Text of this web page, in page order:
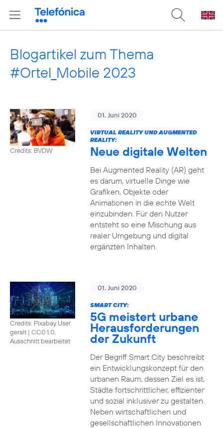
Blogartikel zum Thema
#Ortel_Mobile 2023
Credits: BVDW
01. Juni 2020
VIRTUAL REALITY UND AUGMENTED
REALITY:
Neue digitale Welten
Bei Augmented Reality (AR) geht
es darum, virtuelle Dinge wie
Grafiken, Objekte oder
Animationen in die echte Welt
einzubinden. Für den Nutzer
entsteht so eine Mischung aus
realer Umgebung und digital
ergänzten Inhalten.
Credits: Pixabay User
geralt | CC0 1.0,
Ausschnitt bearbeitet
01. Juni 2020
SMART CITY:
5G meistert urbane
Herausforderungen
der Zukunft
Der Begriff Smart City beschreibt
ein Entwicklungskonzept für den
urbanen Raum, dessen Ziel es ist,
Städte fortschrittlicher, effizienter
und sozial inklusiver zu gestalten.
Neben wirtschaftlichen und
gesellschaftlichen Innovationen